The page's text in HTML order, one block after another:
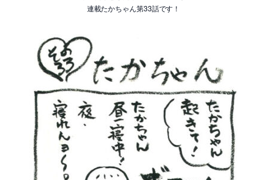
連載たかちゃん第33話です！